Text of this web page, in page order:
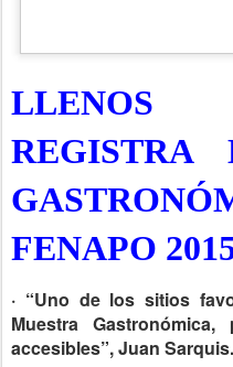
LLENOS
REGISTRA
FENAPO
· “Uno de los sitios
Muestra
accesibles”, Juan Sarquis.